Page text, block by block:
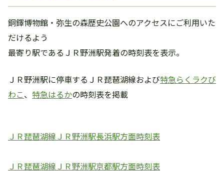
銅鐸博物館・弥生の森歴史公園へのアクセスにご利用いた
だけるよう
最寄り駅であるＪＲ野洲駅発着の時刻表を表示。
ＪＲ野洲駅に停車するＪＲ琵琶湖線および特急らくラクび
わこ、 特急はるかの時刻表を掲載
ＪＲ琵琶湖線ＪＲ野洲駅長浜駅方面時刻表
ＪＲ琵琶湖線ＪＲ野洲駅京都駅方面時刻表